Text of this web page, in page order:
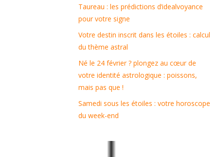
Taureau : les prédictions d’idealvoyance
pour votre signe
Votre destin inscrit dans les étoiles : calcul
du thème astral
Né le 24 février ? plongez au cœur de
votre identité astrologique : poissons,
mais pas que !
Samedi sous les étoiles : votre horoscope
du week-end